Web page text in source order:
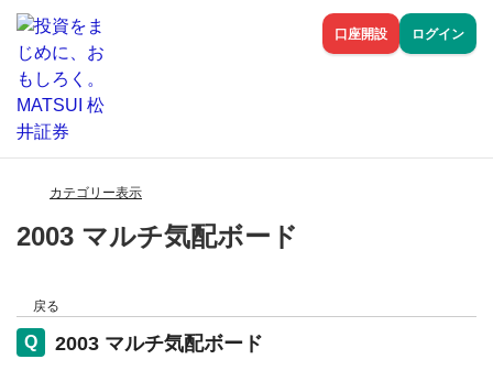
口座開設 ログイン
カテゴリー表示
2003 マルチ気配ボード
戻る
2003 マルチ気配ボード